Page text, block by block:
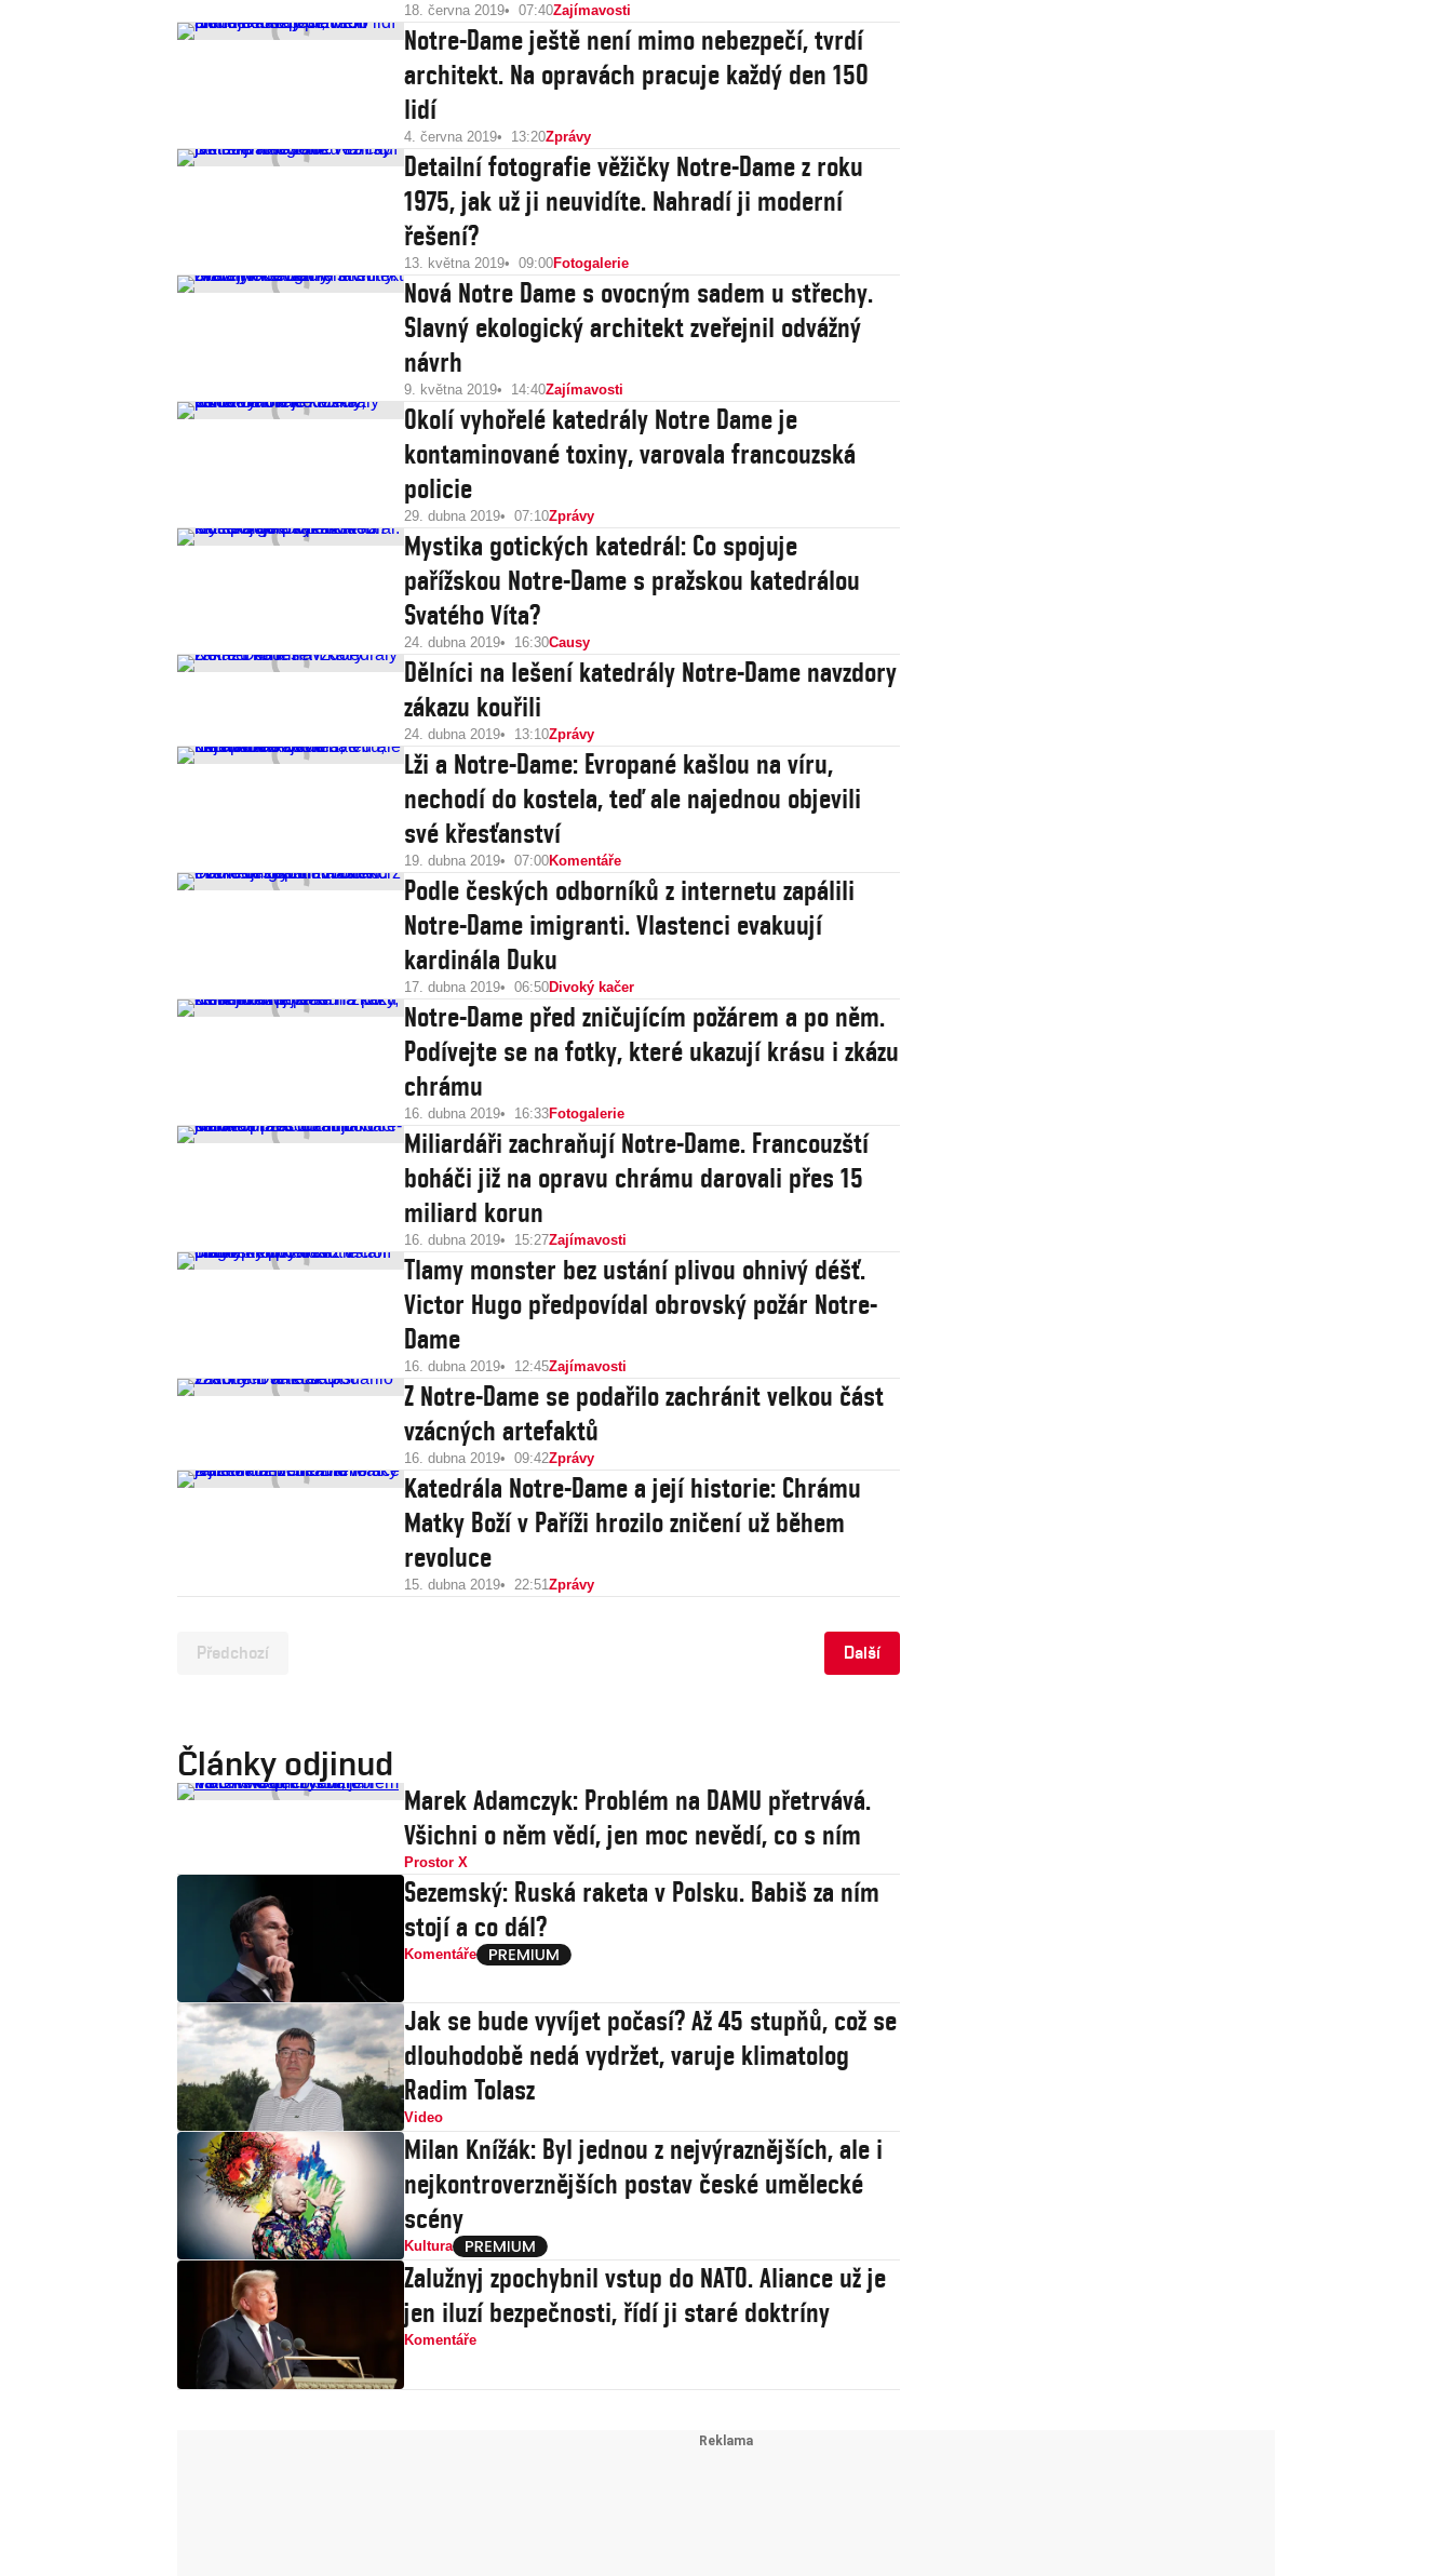
18. června 2019 07:40Zajímavosti
Notre-Dame ještě není mimo nebezpečí, tvrdí
architekt. Na opravách pracuje každý den 150
lidí
4. června 2019 13:20Zprávy
Detailní fotografie věžičky Notre-Dame z roku
1975, jak už ji neuvidíte. Nahradí ji moderní
řešení?
13. května 2019 09:00Fotogalerie
Nová Notre Dame s ovocným sadem u střechy.
Slavný ekologický architekt zveřejnil odvážný
návrh
9. května 2019 14:40Zajímavosti
Okolí vyhořelé katedrály Notre Dame je
kontaminované toxiny, varovala francouzská
policie
29. dubna 2019 07:10Zprávy
Mystika gotických katedrál: Co spojuje
pařížskou Notre-Dame s pražskou katedrálou
Svatého Víta?
24. dubna 2019 16:30Causy
Dělníci na lešení katedrály Notre-Dame navzdory
zákazu kouřili
24. dubna 2019 13:10Zprávy
Lži a Notre-Dame: Evropané kašlou na víru,
nechodí do kostela, teď ale najednou objevili
své křesťanství
19. dubna 2019 07:00Komentáře
Podle českých odborníků z internetu zapálili
Notre-Dame imigranti. Vlastenci evakuují
kardinála Duku
17. dubna 2019 06:50Divoký kačer
Notre-Dame před zničujícím požárem a po něm.
Podívejte se na fotky, které ukazují krásu i zkázu
chrámu
16. dubna 2019 16:33Fotogalerie
Miliardáři zachraňují Notre-Dame. Francouzští
boháči již na opravu chrámu darovali přes 15
miliard korun
16. dubna 2019 15:27Zajímavosti
Tlamy monster bez ustání plivou ohnivý déšť.
Victor Hugo předpovídal obrovský požár Notre-
Dame
16. dubna 2019 12:45Zajímavosti
Z Notre-Dame se podařilo zachránit velkou část
vzácných artefaktů
16. dubna 2019 09:42Zprávy
Katedrála Notre-Dame a její historie: Chrámu
Matky Boží v Paříži hrozilo zničení už během
revoluce
15. dubna 2019 22:51Zprávy
Předchozí Další
Články odjinud
Marek Adamczyk: Problém na DAMU přetrvává.
Všichni o něm vědí, jen moc nevědí, co s ním
Prostor X
Sezemský: Ruská raketa v Polsku. Babiš za ním
stojí a co dál?
Komentáře
Jak se bude vyvíjet počasí? Až 45 stupňů, což se
dlouhodobě nedá vydržet, varuje klimatolog
Radim Tolasz
Video
Milan Knížák: Byl jednou z nejvýraznějších, ale i
nejkontroverznějších postav české umělecké
scény
Kultura
Zalužnyj zpochybnil vstup do NATO. Aliance už je
jen iluzí bezpečnosti, řídí ji staré doktríny
Komentáře